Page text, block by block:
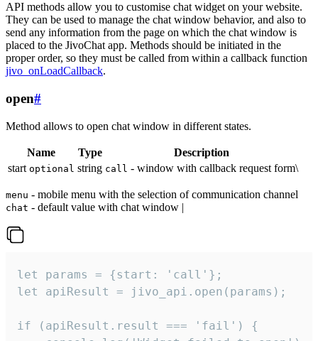
API methods allow you to customise chat widget on your website.
They can be used to manage the chat window behavior, and also to
send any information from the page on which the chat window is
placed to the JivoChat app. Methods should be initiated in the
proper order, so they must be called from within a callback function
jivo_onLoadCallback.
open#
Method allows to open chat window in different states.
Name Type
Description
start optional string call - window with callback request form\
menu - mobile menu with the selection of communication channel
chat - default value with chat window |
let params = {start: 'call'};
let apiResult = jivo_api.open(params);
if (apiResult.result === 'fail') {